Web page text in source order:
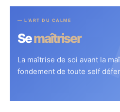
— L’ART DU CALME
Semaîtriser
La maîtrise de soi avant la
fondement de toute self